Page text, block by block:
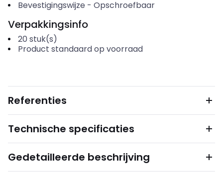
Bevestigingswijze - Opschroefbaar
Verpakkingsinfo
20 stuk(s)
Product standaard op voorraad
Referenties
Technische specificaties
Gedetailleerde beschrijving